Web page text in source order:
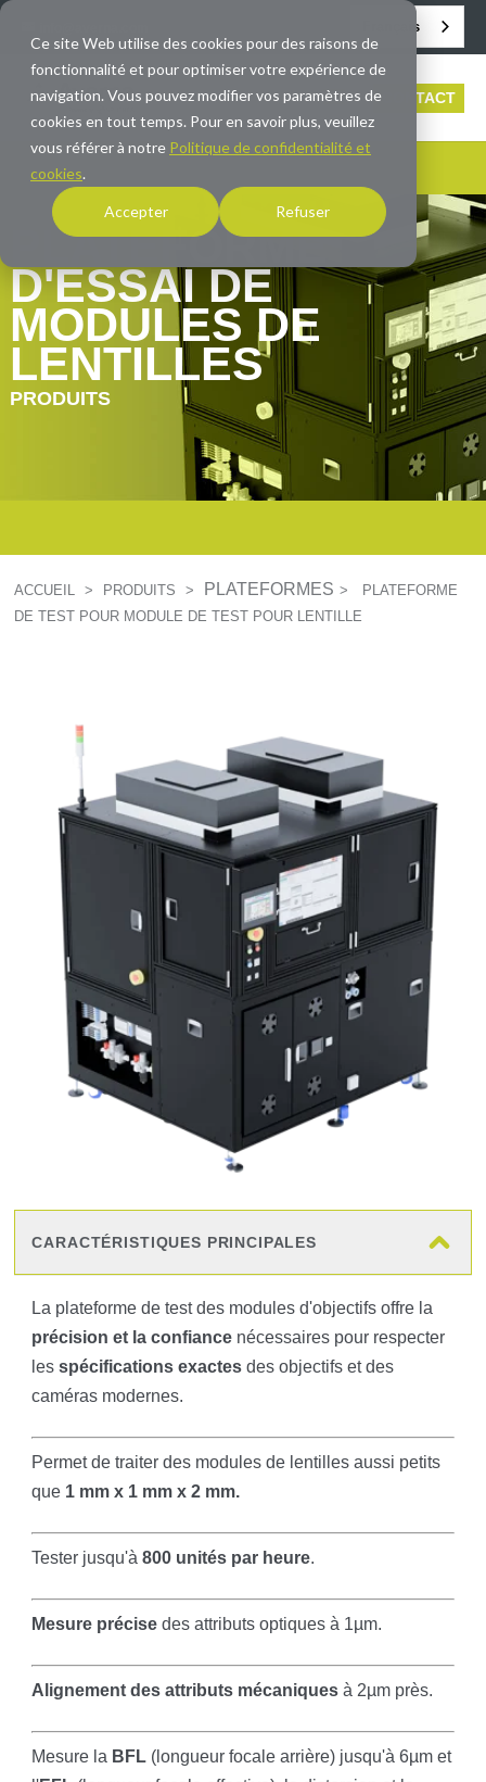
Ce site Web utilise des cookies pour des raisons de
fonctionnalité et pour optimiser votre expérience de
navigation. Vous pouvez modifier vos paramètres de
cookies en tout temps. Pour en savoir plus, veuillez
vous référer à notre Politique de confidentialité et
cookies.
Accepter Refuser
Français
CONTACT
PLATEFORME
D'ESSAI DE
MODULES DE
LENTILLES
PRODUITS
ACCUEIL > PRODUITS > PLATEFORMES >
PLATEFORME
DE TEST POUR MODULE DE TEST POUR LENTILLE
CARACTÉRISTIQUES PRINCIPALES
La plateforme de test des modules d'objectifs offre la
précision et la confiance nécessaires pour respecter
lesspécifications exactes des objectifs et des
caméras modernes.
Permet de traiter des modules de lentilles aussi petits
que 1 mm x 1 mm x 2 mm.
Tester jusqu'à800 unités par heure.
Mesure précise des attributs optiques à 1µm.
Alignement des attributs mécaniques à 2µm près.
Mesure la BFL (longueur focale arrière) jusqu'à 6µm et